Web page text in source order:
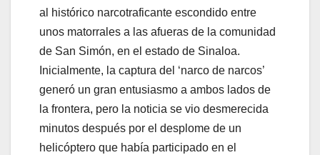
al histórico narcotraficante escondido entre
unos matorrales a las afueras de la comunidad
de San Simón, en el estado de Sinaloa.
Inicialmente, la captura del ‘narco de narcos’
generó un gran entusiasmo a ambos lados de
la frontera, pero la noticia se vio desmerecida
minutos después por el desplome de un
helicóptero que había participado en el